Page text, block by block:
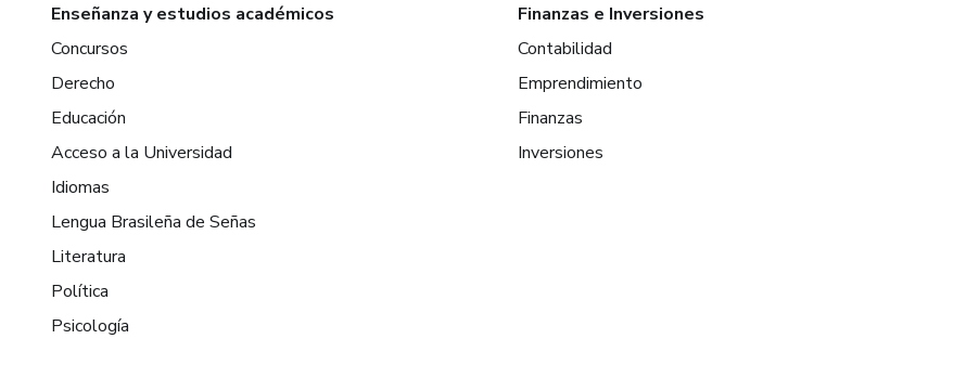
Enseñanza y estudios académicos
Concursos
Derecho
Educación
Acceso a la Universidad
Idiomas
Lengua Brasileña de Señas
Literatura
Política
Psicología
Finanzas e Inversiones
Contabilidad
Emprendimiento
Finanzas
Inversiones